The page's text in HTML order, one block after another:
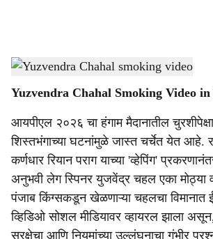
r
e
Yuzvendra Chahal smoking video-Dainik Gomantak
Yuzvendra Chahal Smoking Video
आयपीएल २०२६ चा हंगाम मैदानातील
शिस्तभंगाच्या घटनांमुळे जास्त चर्चेत येत आहे.
कर्णधार रियान पराग याच्या 'व्हेपिंग'
अनुभवी लेग स्पिनर युजवेंद्र चहल एका मोठ्या
पंजाब किंग्सकडून खेळणाऱ्या चहलचा विमानात
व्हिडिओ सोशल मीडियावर व्हायरल झाला
सुरक्षेचा आणि नियमांच्या उल्लंघनाचा गंभीर